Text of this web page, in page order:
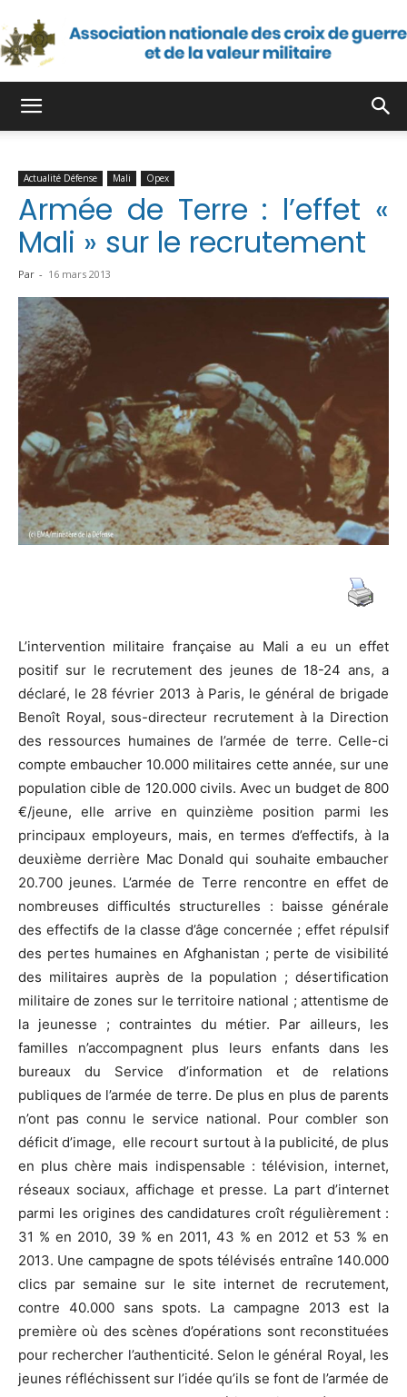
de
guerre
de
la
valeur
militaire
Actualité Défense Mali Opex
Armée de Terre : l’effet «
Mali » sur le recrutement
Par - 16 mars 2013
L’intervention militaire française au Mali a eu un effet
positif sur le recrutement des jeunes de 18-24 ans, a
déclaré, le 28 février 2013 à Paris, le général de brigade
Benoît Royal, sous-directeur recrutement à la Direction
des ressources humaines de l’armée de terre. Celle-ci
compte embaucher 10.000 militaires cette année, sur une
population cible de 120.000 civils. Avec un budget de 800
€/jeune, elle arrive en quinzième position parmi les
principaux employeurs, mais, en termes d’effectifs, à la
deuxième derrière Mac Donald qui souhaite embaucher
20.700 jeunes. L’armée de Terre rencontre en effet de
nombreuses difficultés structurelles : baisse générale
des effectifs de la classe d’âge concernée ; effet répulsif
des pertes humaines en Afghanistan ; perte de visibilité
des militaires auprès de la population ; désertification
militaire de zones sur le territoire national ; attentisme de
la jeunesse ; contraintes du métier. Par ailleurs, les
familles n’accompagnent plus leurs enfants dans les
bureaux du Service d’information et de relations
publiques de l’armée de terre. De plus en plus de parents
n’ont pas connu le service national. Pour combler son
déficit d’image, elle recourt surtout à la publicité, de plus
en plus chère mais indispensable : télévision, internet,
réseaux sociaux, affichage et presse. La part d’internet
parmi les origines des candidatures croît régulièrement :
31 % en 2010, 39 % en 2011, 43 % en 2012 et 53 % en
2013. Une campagne de spots télévisés entraîne 140.000
clics par semaine sur le site internet de recrutement,
contre 40.000 sans spots. La campagne 2013 est la
première où des scènes d’opérations sont reconstituées
pour rechercher l’authenticité. Selon le général Royal, les
jeunes réfléchissent sur l’idée qu’ils se font de l’armée de